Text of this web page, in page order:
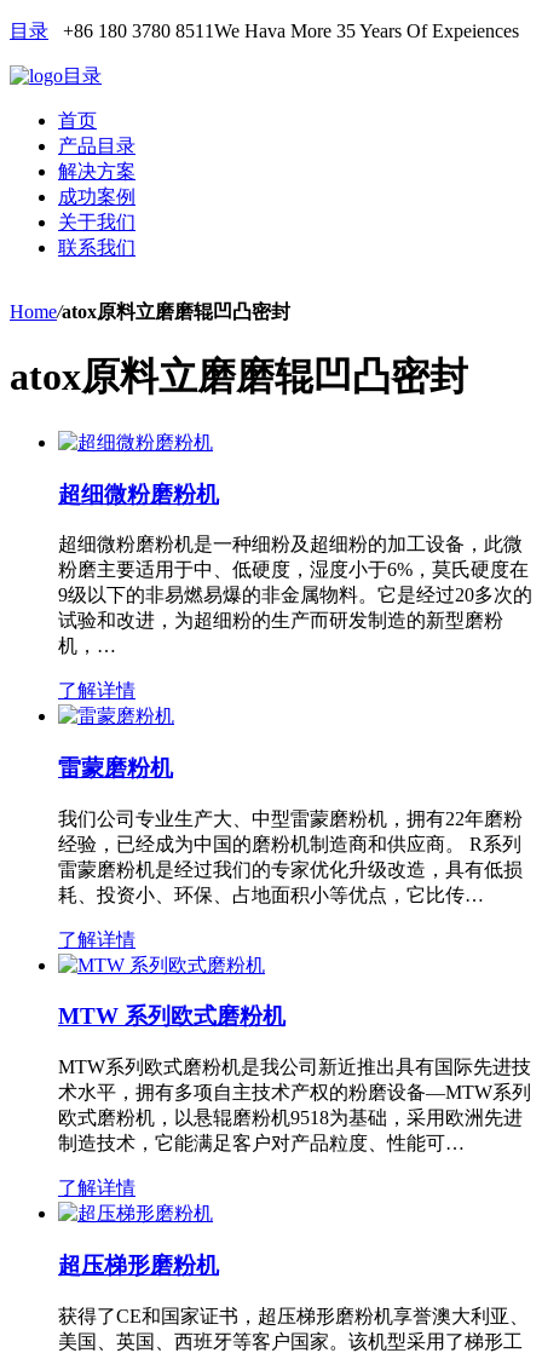
目录 +86 180 3780 8511We Hava More 35 Years Of Expeiences
目录
首页
产品目录
解决方案
成功案例
关于我们
联系我们
Home/atox原料立磨磨辊凹凸密封
atox原料立磨磨辊凹凸密封
超细微粉磨粉机
超细微粉磨粉机是一种细粉及超细粉的加工设备，此微
粉磨主要适用于中、低硬度，湿度小于6%，莫氏硬度在
9级以下的非易燃易爆的非金属物料。它是经过20多次的
试验和改进，为超细粉的生产而研发制造的新型磨粉
机，…
了解详情
雷蒙磨粉机
我们公司专业生产大、中型雷蒙磨粉机，拥有22年磨粉
经验，已经成为中国的磨粉机制造商和供应商。 R系列
雷蒙磨粉机是经过我们的专家优化升级改造，具有低损
耗、投资小、环保、占地面积小等优点，它比传…
了解详情
MTW 系列欧式磨粉机
MTW系列欧式磨粉机是我公司新近推出具有国际先进技
术水平，拥有多项自主技术产权的粉磨设备—MTW系列
欧式磨粉机，以悬辊磨粉机9518为基础，采用欧洲先进
制造技术，它能满足客户对产品粒度、性能可…
了解详情
超压梯形磨粉机
获得了CE和国家证书，超压梯形磨粉机享誉澳大利亚、
美国、英国、西班牙等客户国家。该机型采用了梯形工